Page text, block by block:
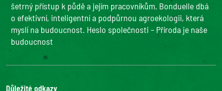
šetrný přístup k půdě a jejím pracovníkům. Bonduelle dbá
o efektivní, inteligentní a podpůrnou agroekologii, která
myslí na budoucnost. Heslo společnosti – Příroda je naše
budoucnost
Důležité odkazy